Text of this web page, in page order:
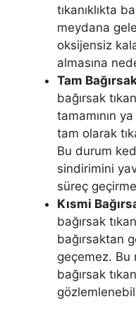
tıkanıklıkta
meydana
oksijensiz
almasına
Tam
bağırsak
tamamının
tam olarak
Bu durum
sindirimini
süreç
Kısmi
bağırsak
bağırsaktan
geçemez.
bağırsak